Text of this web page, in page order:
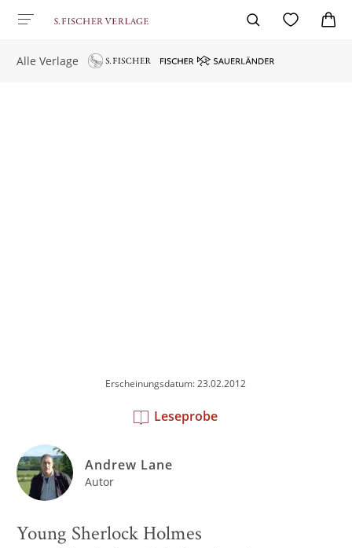
Alle Verlage
Erscheinungsdatum: 23.02.2012
Leseprobe
Andrew Lane
Autor
Young Sherlock Holmes